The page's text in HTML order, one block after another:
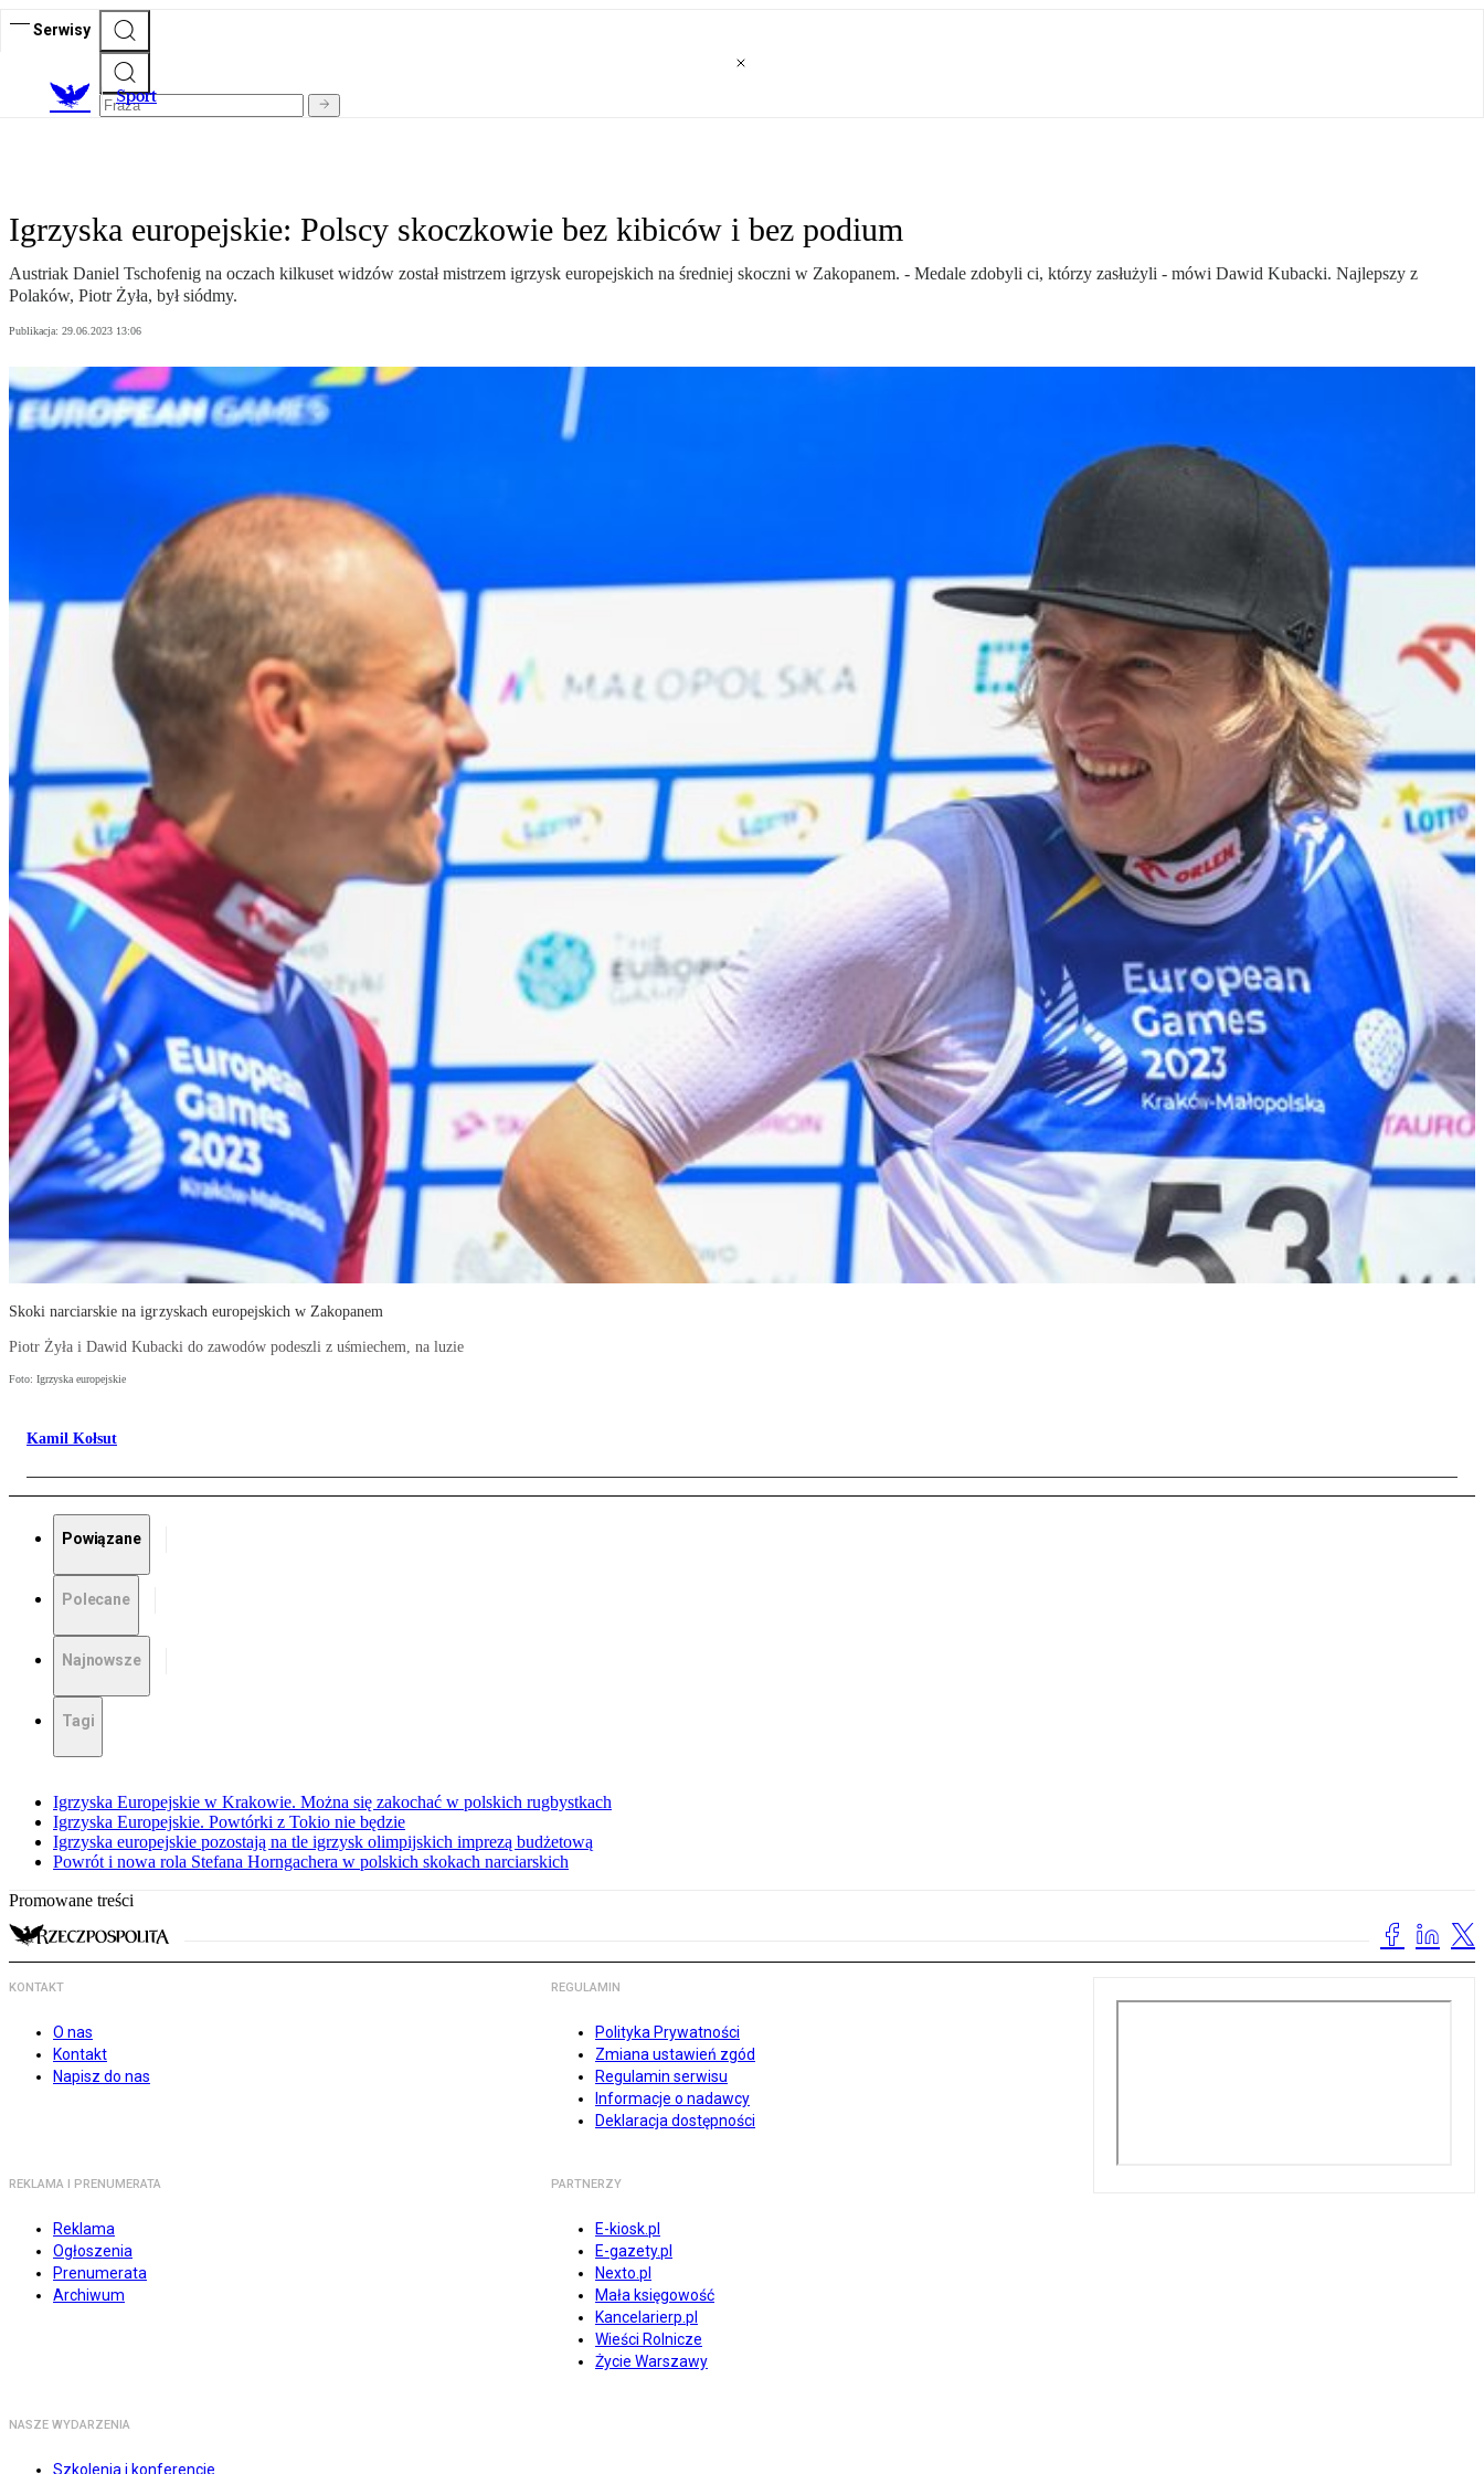
Serwisy
Sport
Igrzyska europejskie: Polscy skoczkowie bez kibiców i bez podium
Austriak Daniel Tschofenig na oczach kilkuset widzów został mistrzem igrzysk europejskich na średniej skoczni w Zakopanem. - Medale zdobyli ci, którzy zasłużyli - mówi Dawid Kubacki. Najlepszy z
Polaków, Piotr Żyła, był siódmy.
Publikacja: 29.06.2023 13:06
Skoki narciarskie na igrzyskach europejskich w Zakopanem
Piotr Żyła i Dawid Kubacki do zawodów podeszli z uśmiechem, na luzie
Foto: Igrzyska europejskie
Kamil Kołsut
Powiązane
Polecane
Najnowsze
Tagi
Igrzyska Europejskie w Krakowie. Można się zakochać w polskich rugbystkach
Igrzyska Europejskie. Powtórki z Tokio nie będzie
Igrzyska europejskie pozostają na tle igrzysk olimpijskich imprezą budżetową
Powrót i nowa rola Stefana Horngachera w polskich skokach narciarskich
Promowane treści
KONTAKT
O nas
Kontakt
Napisz do nas
REGULAMIN
Polityka Prywatności
Zmiana ustawień zgód
Regulamin serwisu
Informacje o nadawcy
Deklaracja dostępności
REKLAMA I PRENUMERATA
Reklama
Ogłoszenia
Prenumerata
Archiwum
PARTNERZY
E-kiosk.pl
E-gazety.pl
Nexto.pl
Mała księgowość
Kancelarierp.pl
Wieści Rolnicze
Życie Warszawy
NASZE WYDARZENIA
Szkolenia i konferencje